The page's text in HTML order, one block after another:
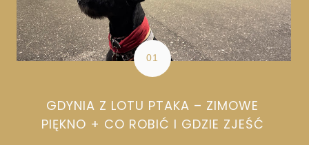
GDYNIA Z LOTU PTAKA – ZIMOWE
PIĘKNO + CO ROBIĆ I GDZIE ZJEŚĆ